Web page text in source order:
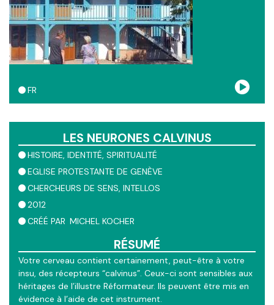
autour des 4 règnes (minéral, végétal, animal...) a été
conçue par Nils Phildius ainsi qu'un positionnement GPS
autour des différentes formes d'expériences chrétiennes.
FR
LES NEURONES CALVINUS
HISTOIRE IDENTITÉ SPIRITUALITÉ
EGLISE PROTESTANTE DE GENÈVE
CHERCHEURS DE SENS INTELLOS
2012
CRÉÉ PAR MICHEL KOCHER
RÉSUMÉ
Votre cerveau contient certainement, peut-être à votre
insu, des récepteurs “calvinus”. Ceux-ci sont sensibles aux
héritages de l’illustre Réformateur. Ils peuvent être mis en
évidence à l’aide de cet instrument.